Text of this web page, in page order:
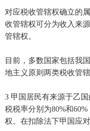
对应税收管辖权确立的
收管辖权可分为收入来
管辖权。
目前，多数国家包括我
地主义原则两类税收管辖
3 甲国居民有来源于乙
税税率分别为80%和
权。在扣除法下甲国应